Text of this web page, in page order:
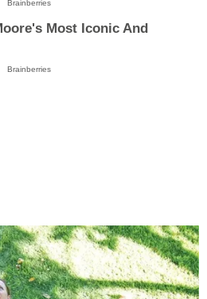
Brainberries
Most Iconic And
Brainberries